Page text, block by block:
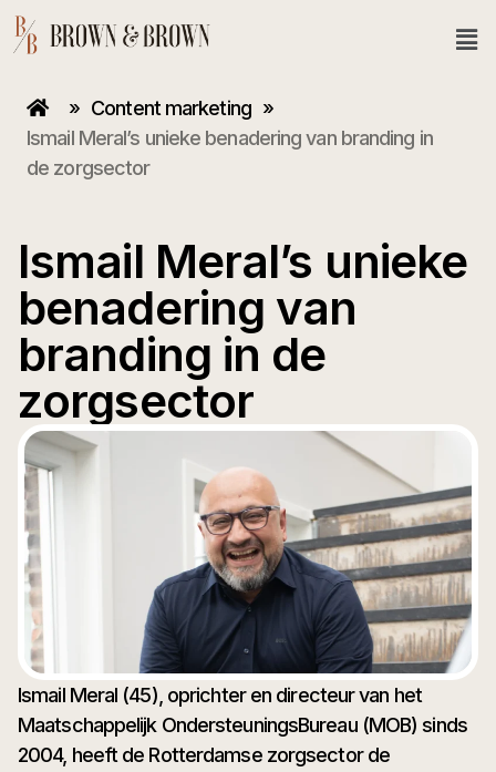
» Content marketing »
Ismail Meral’s unieke benadering van branding in
de zorgsector
Ismail Meral’s unieke
benadering van
branding in de
zorgsector
Ismail Meral (45), oprichter en directeur van het
Maatschappelijk OndersteuningsBureau (MOB) sinds
2004, heeft de Rotterdamse zorgsector de